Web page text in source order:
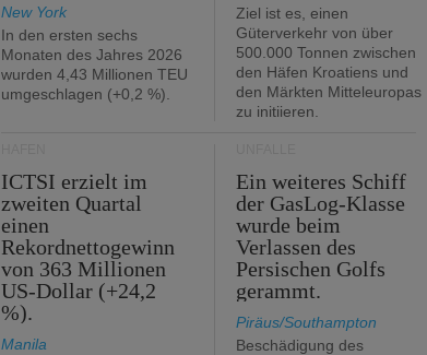
New York
In den ersten sechs
Monaten des Jahres 2026
wurden 4,43 Millionen TEU
umgeschlagen (+0,2 %).
Ziel ist es, einen
Güterverkehr von über
500.000 Tonnen zwischen
den Häfen Kroatiens und
den Märkten Mitteleuropas
zu initiieren.
ICTSI erzielt im
zweiten Quartal
einen
Rekordnettogewinn
von 363 Millionen
US-Dollar (+24,2
%).
Manila
Ein weiteres Schiff
der GasLog-Klasse
wurde beim
Verlassen des
Persischen Golfs
gerammt.
Piräus/Southampton
Beschädigung des